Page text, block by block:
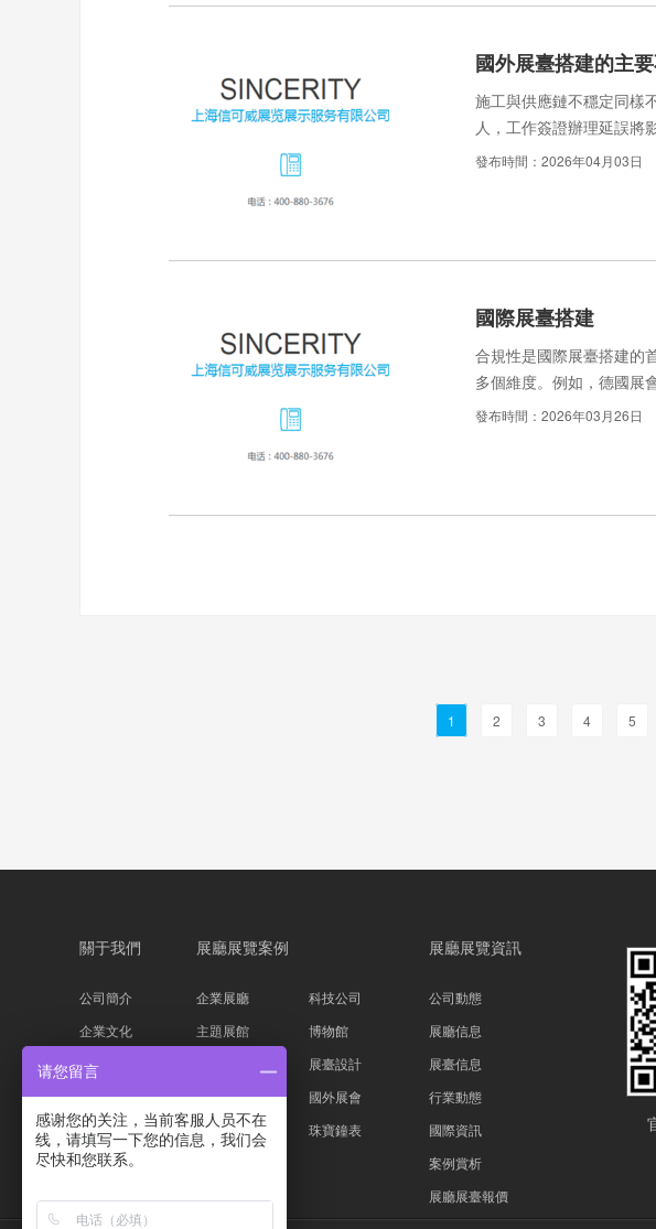
國外展臺搭建的主
施工與供應鏈不穩定同樣
人，工作簽證辦理延誤將
法采購，需從國內運輸，
發布時間：2026年04月03日
國際展臺搭建
合規性是國際展臺搭建的
多個維度。例如，德國展
準，而北美則遵循
發布時間：2026年03月26日
1 2 3 4 5
關于我們
公司簡介
企業文化
公司資質
服務流程
設計團隊
展廳展覽案例
企業展廳
科技公司
主題展館
博物館
展臺設計
家具服裝
國外展會
汽車物流
珠寶鐘表
展廳展覽資訊
公司動態
展廳信息
展臺信息
行業動態
國際資訊
案例賞析
展廳展臺報價
请您留言
感谢您的关注，当前客服人员不在
线，请填写一下您的信息，我们会
尽快和您联系。